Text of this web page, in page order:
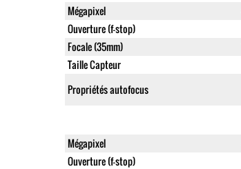
Mégapixel
Ouverture (f-stop)
Focale (35mm)
Taille Capteur
Propriétés autofocus
Mégapixel
Ouverture (f-stop)